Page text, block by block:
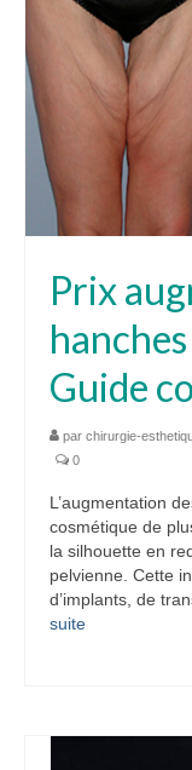
Prix
Guide
par chirurgie-
0
L’augmentation
cosmétique de
la silhouette en
pelvienne. Cette
d’implants, de
suite­­